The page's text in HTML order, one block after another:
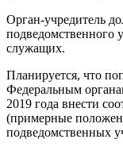
Орган-учредитель
подведомственного
служащих.
Планируется, что
Федеральным
2019 года внести
(примерные
подведомственных